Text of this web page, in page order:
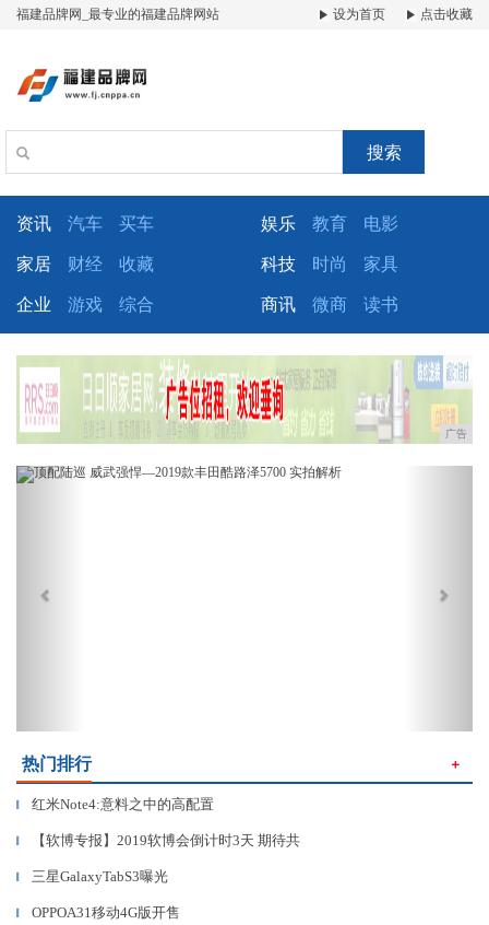
福建品牌网_最专业的福建品牌网站 设为首页 点击收藏
搜索
资讯 汽车 买车 娱乐 教育 电影
家居 财经 收藏 科技 时尚 家具
企业 游戏 综合 商讯 微商 读书
广告
Previous
热门排行 ＋
▎ 红米Note4:意料之中的高配置
▎ 【软博专报】2019软博会倒计时3天 期待共
▎ 三星GalaxyTabS3曝光
▎ OPPOA31移动4G版开售